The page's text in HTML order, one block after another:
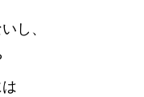
し、